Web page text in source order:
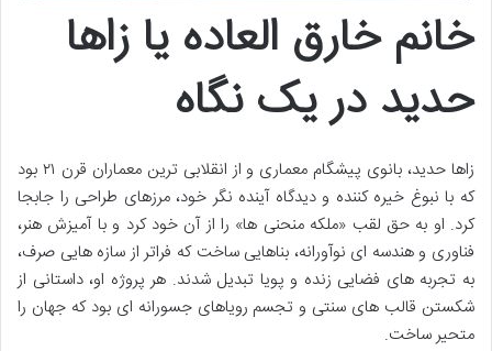
خانم خارق العاده یا زاها
حدید در یک نگاه
زاها حدید، بانوی پیشگام معماری و از انقلابی ترین معماران قرن ۲۱ بود
که با نبوغ خیره کننده و دیدگاه آینده نگر خود، مرزهای طراحی را جابجا
کرد. او به حق لقب «ملکه منحنی ها» را از آن خود کرد و با آمیزش هنر،
فناوری و هندسه ای نوآورانه، بناهایی ساخت که فراتر از سازه هایی صرف،
به تجربه های فضایی زنده و پویا تبدیل شدند. هر پروژه او، داستانی از
شکستن قالب های سنتی و تجسم رویاهای جسورانه ای بود که جهان را
متحیر ساخت.